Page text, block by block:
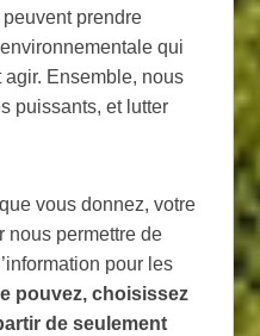
prendre
qui
Ensemble, nous
puissants, et lutter
vous donnez, votre
nous permettre de
pour les
pouvez, choisissez
de seulement